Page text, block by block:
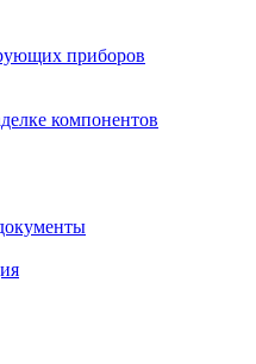
приборов
компонентов